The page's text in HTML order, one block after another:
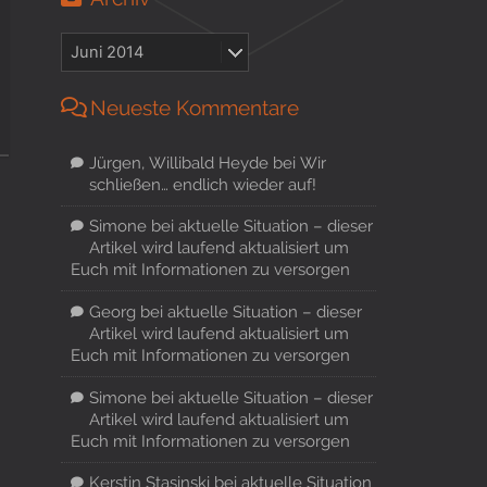
Neueste Kommentare
Jürgen, Willibald Heydebei Wir
schließen… endlich wieder auf!
Simonebei aktuelle Situation – dieser
Artikel wird laufend aktualisiert um
Euch mit Informationen zu versorgen
Georg bei aktuelle Situation – dieser
Artikel wird laufend aktualisiert um
Euch mit Informationen zu versorgen
Simonebei aktuelle Situation – dieser
Artikel wird laufend aktualisiert um
Euch mit Informationen zu versorgen
Kerstin Stasinski bei aktuelle Situation